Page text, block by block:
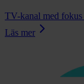
TV-kanal med fokus
Läs mer